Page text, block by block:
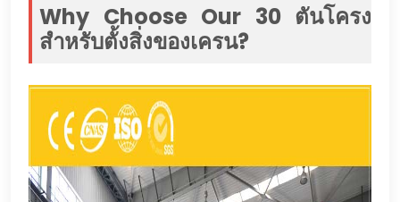
Why Choose Our 30 ตันโครง
สำหรับตั้งสิ่งของเครน?